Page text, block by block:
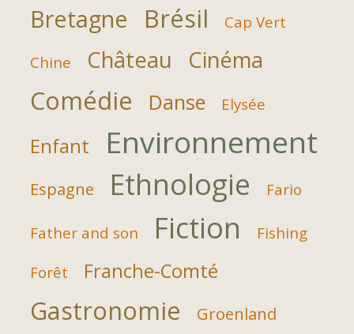
Bretagne Brésil Cap Vert
Chine Château Cinéma
Comédie Danse Elysée
Enfant Environnement
Espagne Ethnologie Fario
Father and son Fiction
Fishing
Forêt
Franche-Comté
Gastronomie
Groenland